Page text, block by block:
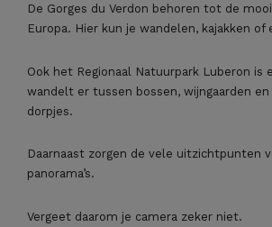
De Gorges du Verdon behoren tot de
Europa. Hier kun je wandelen, kajakken of
Ook het Regionaal Natuurpark Luberon is
wandelt er tussen bossen, wijngaarden
dorpjes.
Daarnaast zorgen de vele uitzichtpunten
panorama’s.
Vergeet daarom je camera zeker niet.